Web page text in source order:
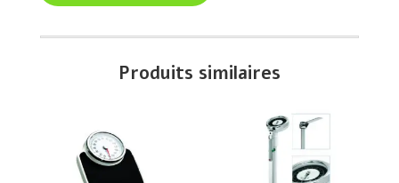
Produits similaires